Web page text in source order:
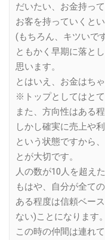
だいたい、お金持っ
お客を持っていくと
(もちろん、キツいで
ともかく早期に落と
思います。
とはいえ、お金はち
※トップとしてはと
また、方向性はある
しかし確実に売上や
という状態ですから
とが大切です。
人の数が10人を超え
もはや、自分が全て
ある程度は信頼ベー
ない)ことになります。
この時の仲間は連れ